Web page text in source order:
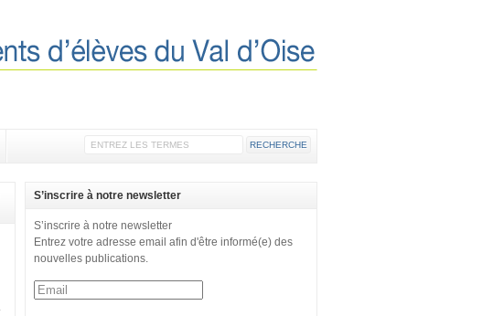
S’inscrire à notre newsletter
S’inscrire à notre newsletter
Entrez votre adresse email afin d'être informé(e) des
nouvelles publications.